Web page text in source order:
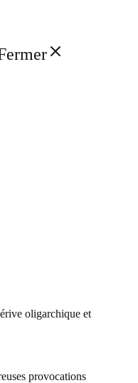
oligarchique et
provocations